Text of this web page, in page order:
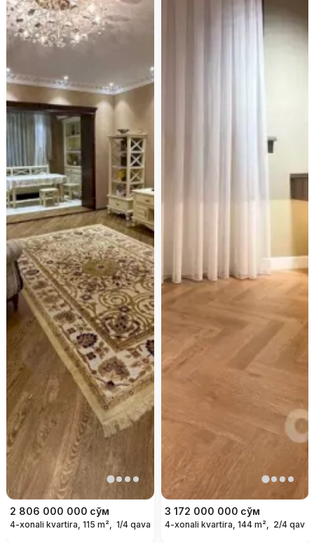
2 806 000 000 сўм
4-xonali kvartira, 115 m², 1/4 qavat
3 172 000 000 сўм
4-xonali kvartira, 144 m², 2/4 qavat